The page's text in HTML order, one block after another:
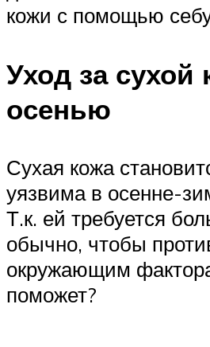
кожи с помощью
Уход за сухой
осенью
Сухая кожа
уязвима в осенне-
Т.к. ей требуется
обычно, чтобы
окружающим
поможет?